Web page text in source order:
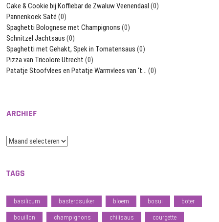
Cake & Cookie bij Koffiebar de Zwaluw Veenendaal (0)
Pannenkoek Saté (0)
Spaghetti Bolognese met Champignons (0)
Schnitzel Jachtsaus (0)
Spaghetti met Gehakt, Spek in Tomatensaus (0)
Pizza van Tricolore Utrecht (0)
Patatje Stoofvlees en Patatje Warmvlees van ‘t… (0)
ARCHIEF
Archief
TAGS
basilicum basterdsuiker bloem bosui boter
bouillon champignons chilisaus courgette